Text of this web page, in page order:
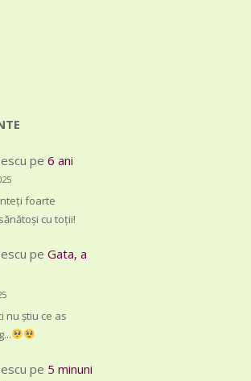
pe6 ani
foarte
cu toții!
peGata, a
nu știu ce as
pe 5 minuni